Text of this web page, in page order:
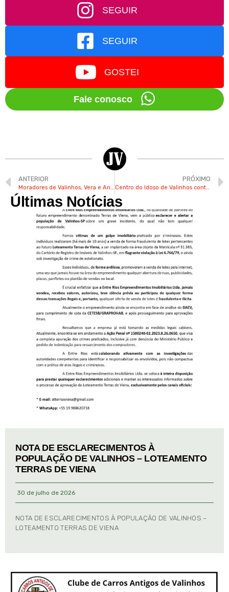
SEGUIR
SEGUIR
GOSTEI
Fale conosco
ANTERIOR
Moradores de Valinhos, Vera e André se conheceram em 1983 em uma rede de joalheria
PRÓXIMO
Centro do Idoso de Valinhos conta agora com reiki e meditação
Últimas Notícias
NOTA DE ESCLARECIMENTOS À
POPULAÇÃO DE VALINHOS – LOTEAMENTO
TERRAS DE VIENA
30 de julho de 2026
NOTA DE ESCLARECIMENTOS À POPULAÇÃO DE VALINHOS –
LOTEAMENTO TERRAS DE VIENA